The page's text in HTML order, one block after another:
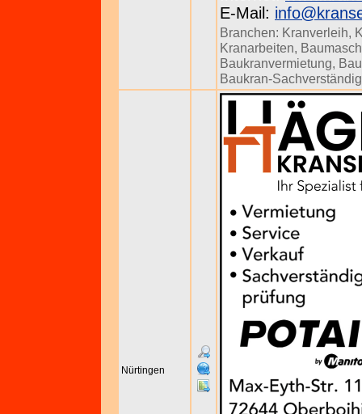
E-Mail:
Branchen: Kranverleih,
Kranarbeiten,
Baukranvermietung,
Baukran-
Nürtingen